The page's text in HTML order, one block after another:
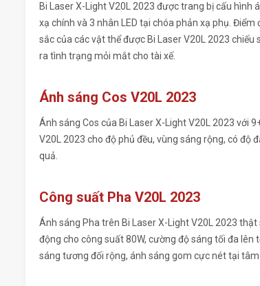
Bi Laser X-Light V20L 2023 được trang bị cấu hình
xạ chính và 3 nhân LED tại chóa phản xạ phụ.
sắc của các vật thể được Bi Laser V20L 2023
ra tình trạng mỏi mắt cho tài xế.
Ánh sáng Cos V20L 2023
Ánh sáng Cos của Bi Laser X-Light V20L 2023 với
V20L 2023 cho độ phủ đều, vùng sáng rộng, có
quả.
Công suất Pha V20L 2023
Ánh sáng Pha trên Bi Laser X-Light V20L 2023
động cho công suất 80W, cường độ sáng tối đa
sáng tương đối rộng, ánh sáng gom cực nét tại